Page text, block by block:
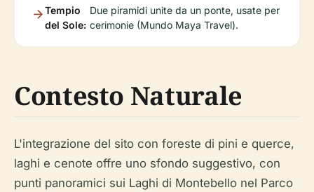
Tempio
del Sole:
Due piramidi unite da un ponte, usate per
cerimonie (Mundo Maya Travel).
Contesto Naturale
L'integrazione del sito con foreste di pini e querce,
laghi e cenote offre uno sfondo suggestivo, con
punti panoramici sui Laghi di Montebello nel Parco